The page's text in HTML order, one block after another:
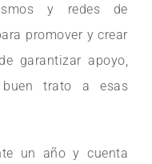
y redes de
promover y crear
garantizar apoyo,
buen trato a esas
un año y cuenta